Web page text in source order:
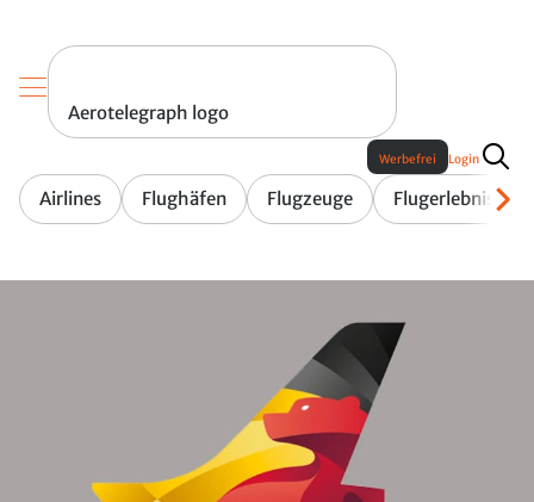
Aerotelegraph logo
Airlines Flughäfen Flugzeuge Flugerlebnis
Werbefrei Login